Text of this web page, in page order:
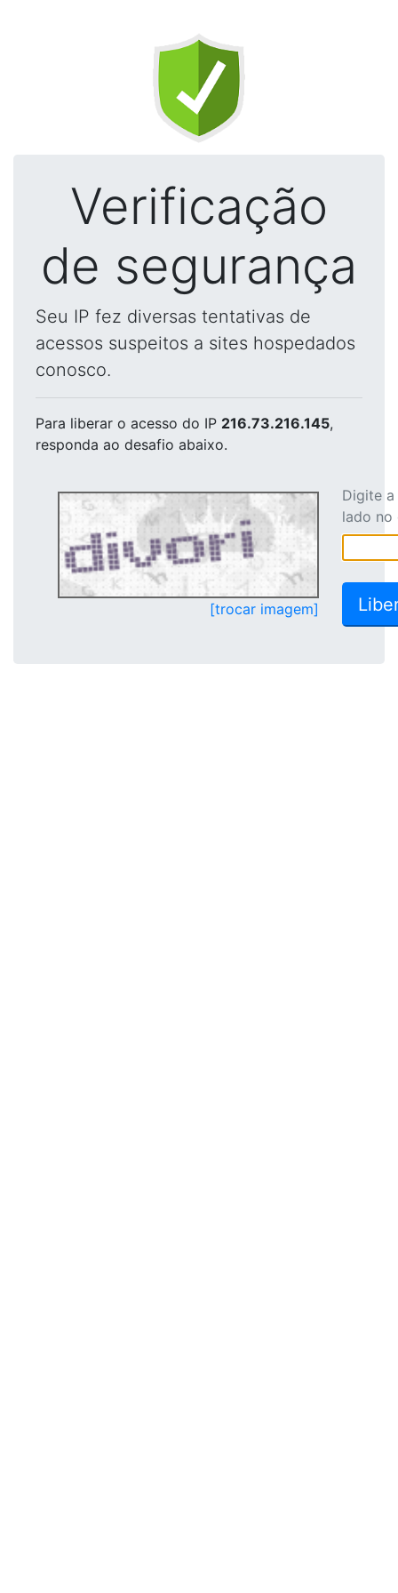
Verificação
de segurança
Seu IP fez diversas tentativas de
acessos suspeitos a sites hospedados
conosco.
Para liberar o acesso do IP 216.73.216.145,
responda ao desafio abaixo.
[trocar imagem]
Digite
lado no